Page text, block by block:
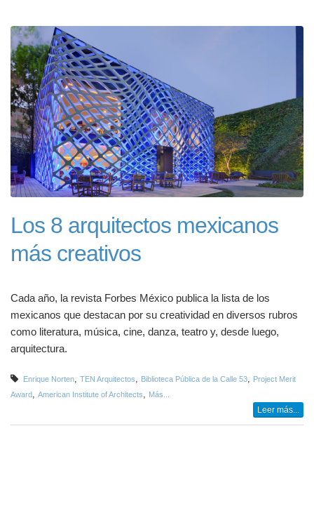
Los 8 arquitectos mexicanos
más creativos
Cada año, la revista Forbes México publica la lista de los
mexicanos que destacan por su creatividad en diversos rubros
como literatura, música, cine, danza, teatro y, desde luego,
arquitectura.
Enrique Norten TEN Arquitectos Biblioteca Pública de la Calle 53
Project Merit
Award
American Institute of Architects Más...
Leer más...